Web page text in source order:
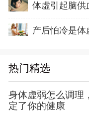
体虚引起脑供
产后怕冷是体
热门精选
身体虚弱怎么调理
定了你的健康